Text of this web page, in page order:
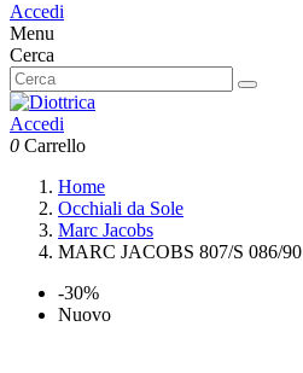
Accedi
Menu
Cerca
Accedi
0 Carrello
Home
Occhiali da Sole
Marc Jacobs
MARC JACOBS 807/S 086/90
-30%
Nuovo